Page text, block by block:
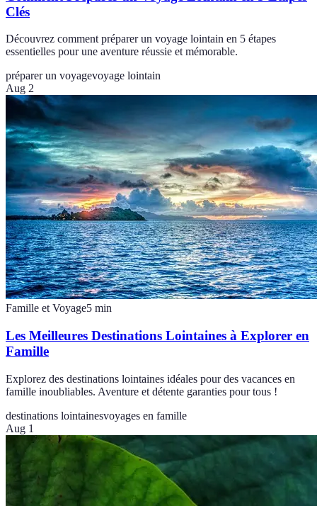
Clés
Découvrez comment préparer un voyage lointain en 5 étapes
essentielles pour une aventure réussie et mémorable.
préparer un voyagevoyage lointain
Aug 2
Famille et Voyage5 min
Les Meilleures Destinations Lointaines à Explorer en
Famille
Explorez des destinations lointaines idéales pour des vacances en
famille inoubliables. Aventure et détente garanties pour tous !
destinations lointainesvoyages en famille
Aug 1